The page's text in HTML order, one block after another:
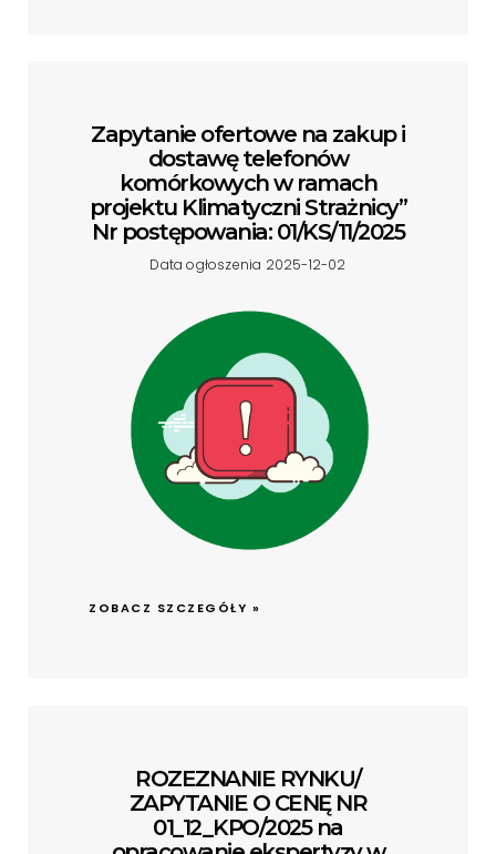
Zapytanie ofertowe na zakup i
dostawę telefonów
komórkowych w ramach
projektu Klimatyczni Strażnicy”
Nr postępowania: 01/KS/11/2025
Data ogłoszenia 2025-12-02
ZOBACZ SZCZEGÓŁY »
ROZEZNANIE RYNKU/
ZAPYTANIE O CENĘ NR
01_12_KPO/2025 na